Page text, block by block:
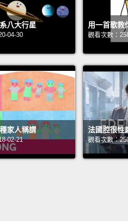
八大行星
04-30
用一首歌教
觀看次數：
家人稱謂
02-21
法國腔很
觀看次數：